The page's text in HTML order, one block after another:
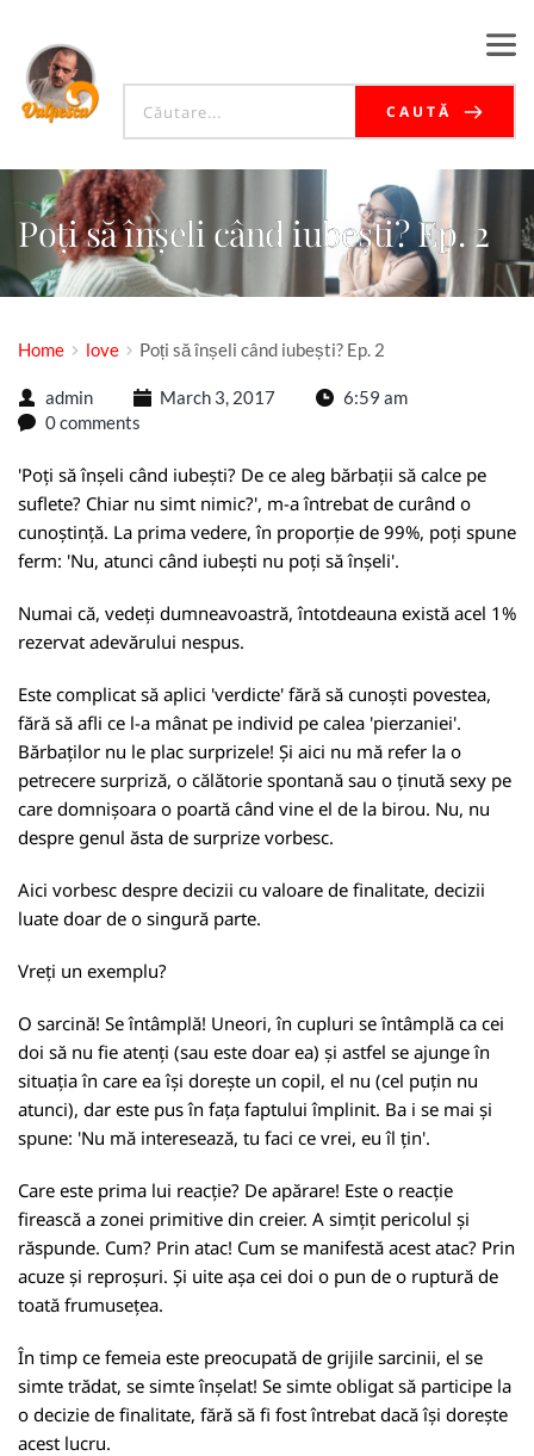
CAUTĂ
Poți să înșeli când iubești? Ep. 2
Home love Poți să înșeli când iubești? Ep. 2
admin March 3, 2017
6:59 am
0 comments
'Poți să înșeli când iubești? De ce aleg bărbații să calce pe
suflete? Chiar nu simt nimic?', m-a întrebat de curând o
cunoștință. La prima vedere, în proporție de 99%, poți spune
ferm: 'Nu, atunci când iubești nu poți să înșeli'.
Numai că, vedeți dumneavoastră, întotdeauna există acel 1%
rezervat adevărului nespus.
Este complicat să aplici 'verdicte' fără să cunoști povestea,
fără să afli ce l-a mânat pe individ pe calea 'pierzaniei'.
Bărbaților nu le plac surprizele! Și aici nu mă refer la o
petrecere surpriză, o călătorie spontană sau o ținută sexy pe
care domnișoara o poartă când vine el de la birou. Nu, nu
despre genul ăsta de surprize vorbesc.
Aici vorbesc despre decizii cu valoare de finalitate, decizii
luate doar de o singură parte.
Vreți un exemplu?
O sarcină! Se întâmplă! Uneori, în cupluri se întâmplă ca cei
doi să nu fie atenți (sau este doar ea) și astfel se ajunge în
situația în care ea își dorește un copil, el nu (cel puțin nu
atunci), dar este pus în fața faptului împlinit. Ba i se mai și
spune: 'Nu mă interesează, tu faci ce vrei, eu îl țin'.
Care este prima lui reacție? De apărare! Este o reacție
firească a zonei primitive din creier. A simțit pericolul și
răspunde. Cum? Prin atac! Cum se manifestă acest atac? Prin
acuze și reproșuri. Și uite așa cei doi o pun de o ruptură de
toată frumusețea.
În timp ce femeia este preocupată de grijile sarcinii, el se
simte trădat, se simte înșelat! Se simte obligat să participe la
o decizie de finalitate, fără să fi fost întrebat dacă își dorește
acest lucru.